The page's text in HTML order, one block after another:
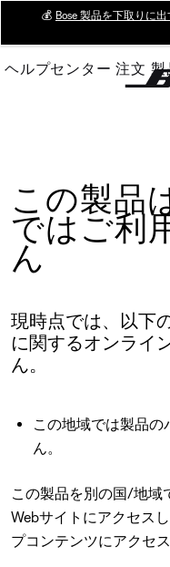
Main
💰 Bose 製品を下取りに
ヘルプセンター 注文 製
この製品
ではご利
ん
現時点では、以下
に関するオンライ
ん。
この地域では製品
ん。
この製品を別の国/地域
Webサイトにアクセス
プコンテンツにアクセ